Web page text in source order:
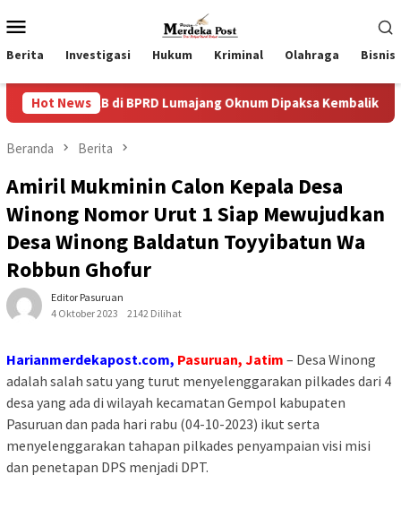
ke
kontenMobile
Berita Investigasi Hukum Kriminal Olahraga Bisnis
Hot News
di BPRD Lumajang Oknum Dipaksa Kembalikan Uang Tanpa
Beranda Berita
Amiril Mukminin Calon Kepala Desa
Winong Nomor Urut 1 Siap Mewujudkan
Desa Winong Baldatun Toyyibatun Wa
Robbun Ghofur
Editor Pasuruan
4 Oktober 2023
2142 Dilihat
Harianmerdekapost.com, Pasuruan, Jatim – Desa Winong
adalah salah satu yang turut menyelenggarakan pilkades dari 4
desa yang ada di wilayah kecamatan Gempol kabupaten
Pasuruan dan pada hari rabu (04-10-2023) ikut serta
menyelenggarakan tahapan pilkades penyampaian visi misi
dan penetapan DPS menjadi DPT.